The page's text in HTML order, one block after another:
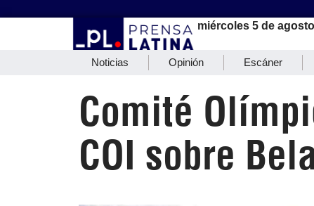
miércoles 5 de
Noticias Opinión Escáner
Comité
COI sobre